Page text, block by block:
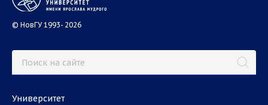
© НовГУ 1993- 2026
Университет